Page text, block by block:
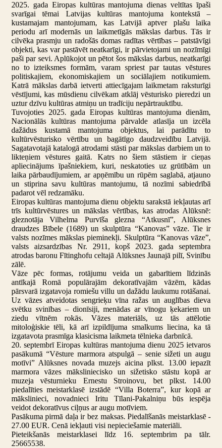
2025. gada Eiropas kultūras mantojuma dienas veltītas īpaši
svarīgai tēmai Latvijas kultūras mantojuma kontekstā –
kustamajam mantojumam, kas Latvijā aptver plašu laika
periodu arī modernās un laikmetīgās mākslas darbus. Tās ir
cilvēka prasmju un radošās domas radītas vērtības – patstāvīgi
objekti, kas var pastāvēt neatkarīgi, ir pārvietojami un nozīmīgi
paši par sevi. Aplūkojot un pētot šos mākslas darbus, neatkarīgi
no to izteiksmes formām, varam spriest par tautas vēstures
politiskajiem, ekonomiskajiem un sociālajiem notikumiem.
Katrā mākslas darbā ietverti attiecīgajam laikmetam raksturīgi
vēstījumi, kas mūsdienu cilvēkam atklāj vēsturisko pieredzi un
uztur dzīvu kultūras atmiņu un tradīciju nepārtrauktību.
Tuvojoties 2025. gada Eiropas kultūras mantojuma dienām,
Nacionālās kultūras mantojuma pārvalde atlasīja un izcēla
dažādus kustamā mantojuma objektus, lai parādītu to
kultūrvēsturisko vērtību un bagātīgo daudzveidību Latvijā.
Sagatavotajā katalogā atrodami stāsti par mākslas darbiem un to
likteņiem vēstures gaitā. Katrs no šiem stāstiem ir cieņas
apliecinājums īpašniekiem, kuri, neskatoties uz grūtībām un
laika pārbaudījumiem, ar apņēmību un rūpēm saglabā, atjauno
un stiprina savu kultūras mantojumu, tā nozīmi sabiedrībā
padarot vēl redzamāku.
Eiropas kultūras mantojuma dienu objektu sarakstā iekļautas arī
trīs kultūrvēstures un mākslas vērtības, kas atrodas Alūksnē:
gleznotāja Vilhelma Purvīša glezna “Atkusnī”, Alūksnes
draudzes Bībele (1689) un skulptūra “Kanovas” vāze. Tie ir
valsts nozīmes mākslas pieminekļi. Skulptūra “Kanovas vāze”,
valsts aizsardzības Nr. 2911, kopš 2023. gada septembra
atrodas baronu Fītinghofu celtajā Alūksnes Jaunajā pilī, Svinību
zālē.
Vāze pēc formas, rotājumu veida un gabarītiem līdzinās
antīkajā Romā populārajām dekoratīvajām vāzēm, kādas
pārsvarā izgatavoja romiešu villu un dažādu laukumu rotāšanai.
Uz vāzes atveidotas sengrieķu vīna ražas un auglības dieva
svētku svinības – dionīsiji, menādas ar vīnogu ķekariem un
ziedu vītnēm rokās. Vāzes materiāls, uz tās attēlotie
mitoloģiskie tēli, kā arī izpildījuma smalkums liecina, ka tā
izgatavota prasmīga klasicisma laikmeta tēlnieka darbnīcā.
20. septembrī Eiropas kultūras mantojuma dienu 2025 ietvaros
pasākumā “Vēsture marmora atspulgā – senie sižeti un augu
motīvi” Alūksnes novada muzejs aicina plkst. 13.00 iepazīt
marmora vāzes māksliniecisko un sižetisko stāstu kopā ar
muzeja vēsturnieku Ernestu Stroinovu, bet plkst. 14.00
piedalīties meistarklasē izstādē “Villa Boterra”, kur kopā ar
mākslinieci, novadnieci Iritu Tīlani-Pakalniņu būs iespēja
veidot dekoratīvus ciļņus ar augu motīviem.
Pasākuma pirmā daļa ir bez maksas. Piedalīšanās meistarklasē -
27.00 EUR. Cenā iekļauti visi nepieciešamie materiāli.
Pieteikšanās meistarklasei līdz 16. septembrim pa tālr.
25665538.